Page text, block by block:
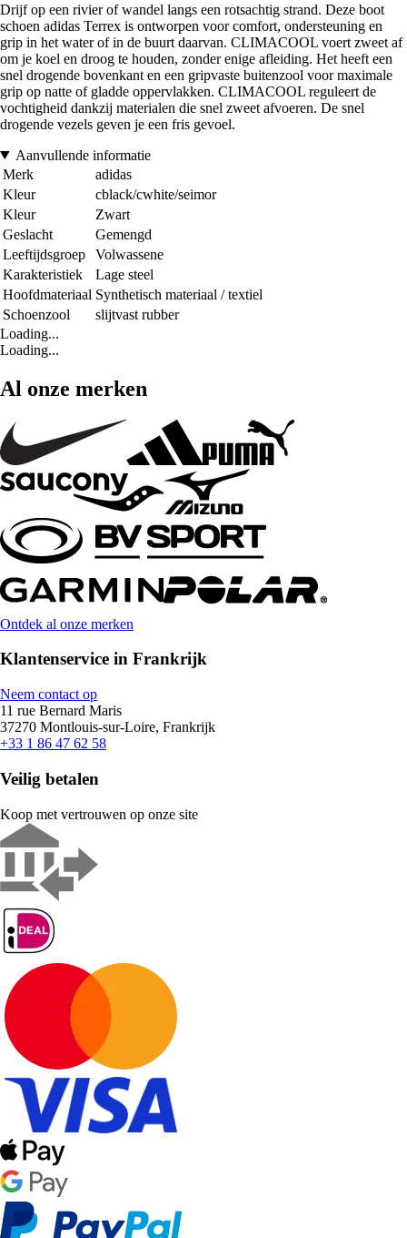
Drijf op een rivier of wandel langs een rotsachtig strand. Deze boot
schoen adidas Terrex is ontworpen voor comfort, ondersteuning en
grip in het water of in de buurt daarvan. CLIMACOOL voert zweet af
om je koel en droog te houden, zonder enige afleiding. Het heeft een
snel drogende bovenkant en een gripvaste buitenzool voor maximale
grip op natte of gladde oppervlakken. CLIMACOOL reguleert de
vochtigheid dankzij materialen die snel zweet afvoeren. De snel
drogende vezels geven je een fris gevoel.
Aanvullende informatie
Merk
adidas
Kleur
cblack/cwhite/seimor
Kleur
Zwart
Geslacht
Gemengd
Leeftijdsgroep
Volwassene
Karakteristiek
Lage steel
Hoofdmateriaal Synthetisch materiaal / textiel
Schoenzool
slijtvast rubber
Loading...
Loading...
Al onze merken
Ontdek al onze merken
Klantenservice in Frankrijk
Neem contact op
11 rue Bernard Maris
37270 Montlouis-sur-Loire, Frankrijk
+33 1 86 47 62 58
Veilig betalen
Koop met vertrouwen op onze site